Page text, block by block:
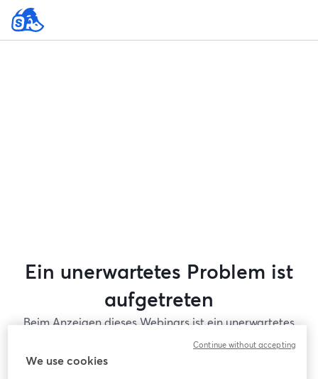
Ein unerwartetes Problem ist
aufgetreten
Beim Anzeigen dieses Webinars ist ein unerwartetes
Problem aufgetreten. Bitte versuchen Sie, die Seite
We use cookies
Continue without accepting